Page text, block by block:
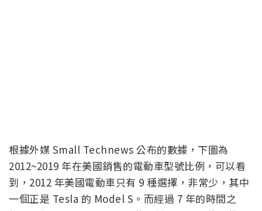
根據外媒 Small Technews 公布的數據，下圖為
2012~2019 年在美國銷售的電動車型號比例，可以看
到，2012 年美國電動車只有 9 種選擇，非常少，其中
一個正是 Tesla 的 Model S。而經過 7 年的時間之